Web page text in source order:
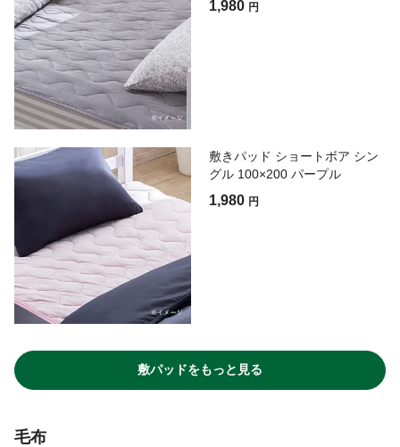
1,980 円
敷きパッド ショートボア シン
グル 100×200 パープル
1,980 円
敷パッドをもっと見る
毛布